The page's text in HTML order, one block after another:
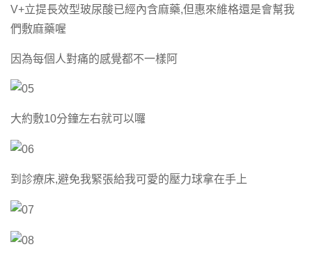
V+立提長效型玻尿酸已經內含麻藥,但惠來維格還是會幫我
們敷麻藥喔
因為每個人對痛的感覺都不一樣阿
大約敷10分鐘左右就可以囉
到診療床,避免我緊張給我可愛的壓力球拿在手上